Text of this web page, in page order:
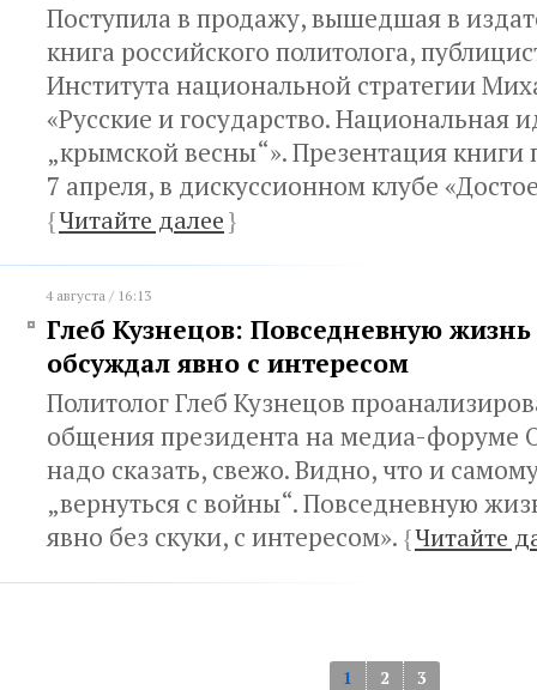
Поступила в продажу, вышедшая в
книга российского политолога,
Института национальной стратегии
«Русские и государство. Национальная
„крымской весны“». Презентация
7 апреля, в дискуссионном клубе
{Читайте далее}
4 августа / 16:13
Глеб Кузнецов: Повседневную
обсуждал явно с интересом
Политолог Глеб Кузнецов
общения президента на медиа-форуме
надо сказать, свежо. Видно, что и
„вернуться с войны“. Повседневную
явно без скуки, с интересом». {Читайте
1 2 3